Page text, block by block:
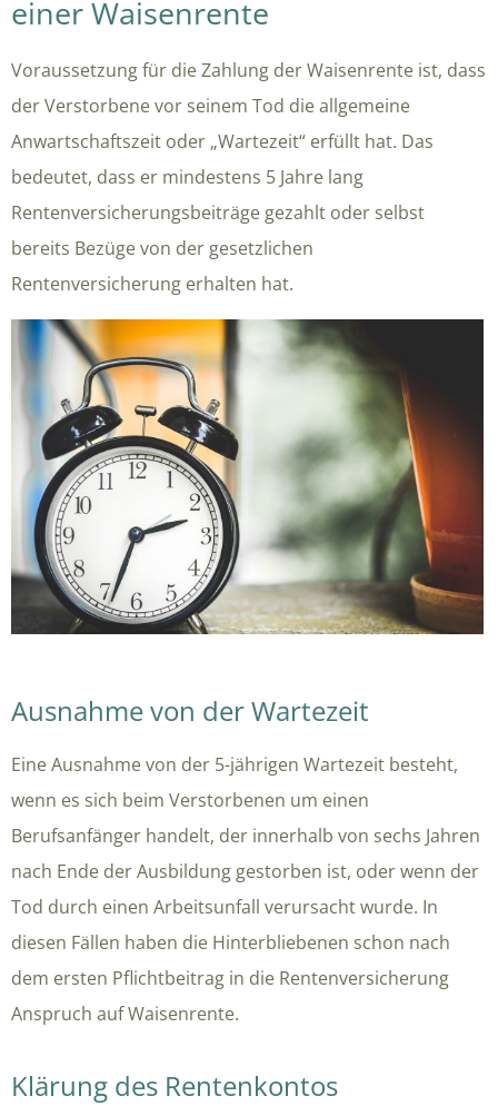
einer Waisenrente
Voraussetzung für die Zahlung der Waisenrente ist, dass
der Verstorbene vor seinem Tod die allgemeine
Anwartschaftszeit oder „Wartezeit“ erfüllt hat. Das
bedeutet, dass er mindestens 5 Jahre lang
Rentenversicherungsbeiträge gezahlt oder selbst
bereits Bezüge von der gesetzlichen
Rentenversicherung erhalten hat.
Ausnahme von der Wartezeit
Eine Ausnahme von der 5-jährigen Wartezeit besteht,
wenn es sich beim Verstorbenen um einen
Berufsanfänger handelt, der innerhalb von sechs Jahren
nach Ende der Ausbildung gestorben ist, oder wenn der
Tod durch einen Arbeitsunfall verursacht wurde. In
diesen Fällen haben die Hinterbliebenen schon nach
dem ersten Pflichtbeitrag in die Rentenversicherung
Anspruch auf Waisenrente.
Klärung des Rentenkontos